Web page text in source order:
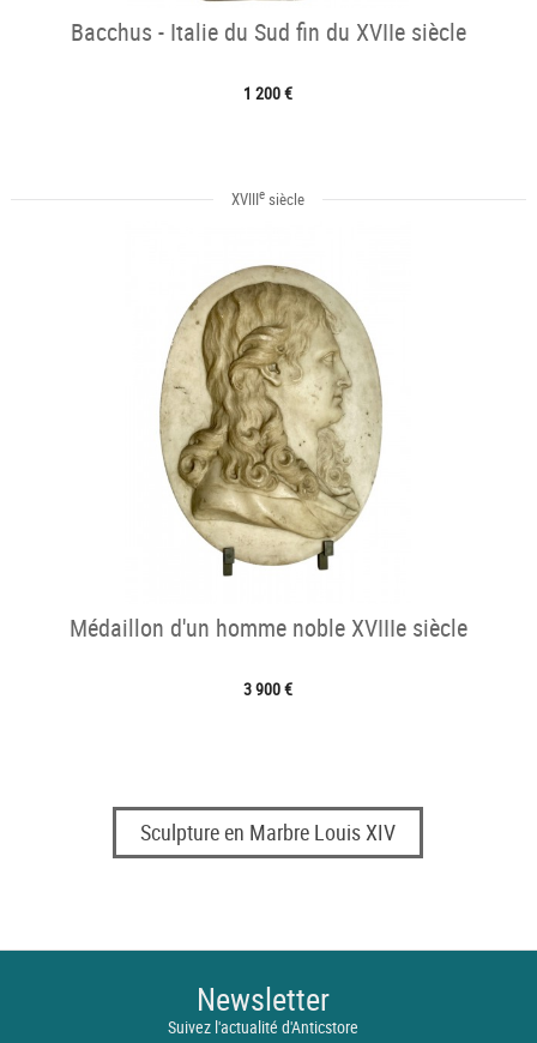
Bacchus - Italie du Sud fin du XVIIe siècle
1 200 €
XVIIIe siècle
Médaillon d'un homme noble XVIIIe siècle
3 900 €
Sculpture en Marbre Louis XIV
Newsletter
Suivez l'actualité d'Anticstore